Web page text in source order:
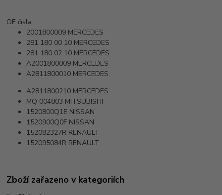
OE čísla
2001800009 MERCEDES
281 180 00 10 MERCEDES
281 180 02 10 MERCEDES
A2001800009 MERCEDES
A2811800010 MERCEDES
A2811800210 MERCEDES
MQ 004803 MITSUBISHI
1520800Q1E NISSAN
1520900Q0F NISSAN
152082327R RENAULT
152095084R RENAULT
Zboží zařazeno v kategoriích